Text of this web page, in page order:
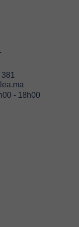
- 18h00